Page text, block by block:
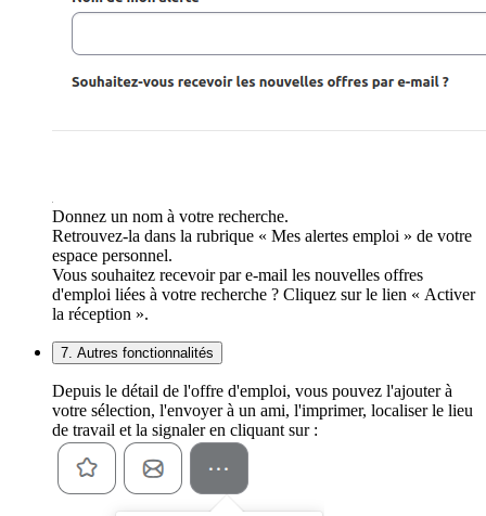
Donnez un nom à votre recherche.
Retrouvez-la dans la rubrique « Mes alertes emploi » de votre
espace personnel.
Vous souhaitez recevoir par e-mail les nouvelles offres
d'emploi liées à votre recherche ? Cliquez sur le lien « Activer
la réception ».
7. Autres fonctionnalités
Depuis le détail de l'offre d'emploi, vous pouvez l'ajouter à
votre sélection, l'envoyer à un ami, l'imprimer, localiser le lieu
de travail et la signaler en cliquant sur :